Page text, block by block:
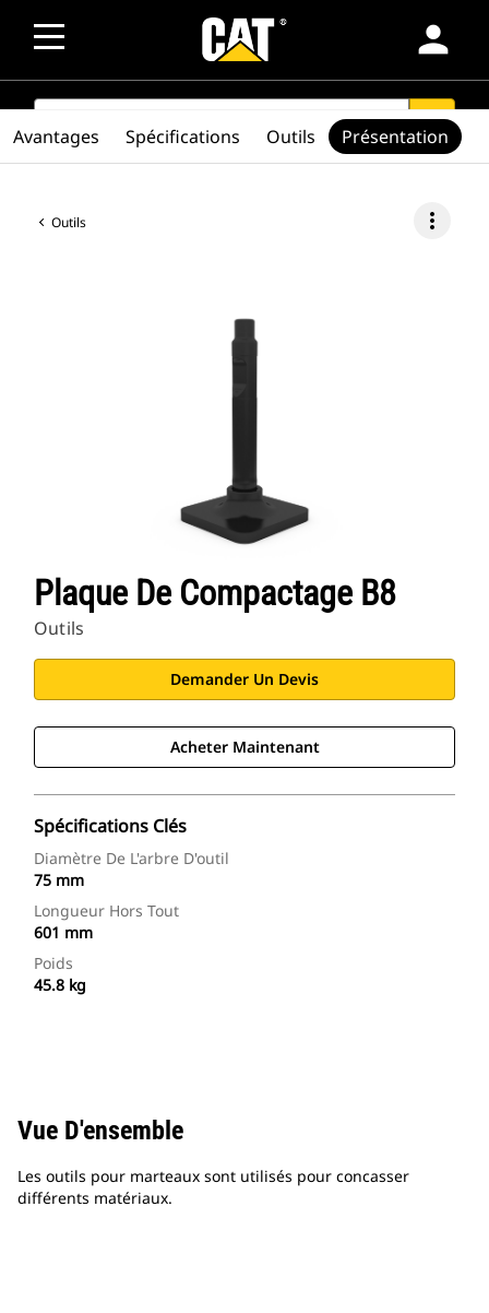
person
SEARCH search
Outils more_vert
Plaque De Compactage B8
Outils
Demander Un Devis
Acheter Maintenant
Spécifications Clés
Diamètre De L'arbre D'outil
75 mm
Longueur Hors Tout
601 mm
Poids
45.8 kg
Avantages Spécifications Outils Présentation
Vue D'ensemble
Les outils pour marteaux sont utilisés pour concasser
différents matériaux.